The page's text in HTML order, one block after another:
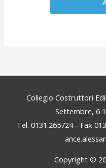
Collegio Costruttori
Settembre, 6
Tel. 0131.265724 - Fax
Copyright ©